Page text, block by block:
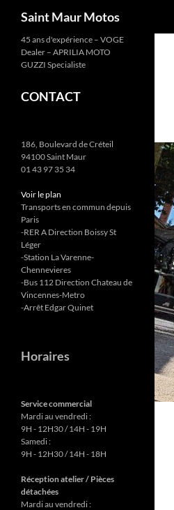
Aller
Saint Maur Motos
45 ans d'expérience – VOGE
Dealer – APRILIA MOTO
GUZZI Specialiste
CONTACT
186, Boulevard de Créteil
94100 Saint Maur
01 43 97 35 34
Voir le plan
Transports en commun depuis
Paris
-RER A Direction Boissy St
Léger
-Station La Varenne-
Chennevieres
-Bus 112 Direction Chateau de
Vincennes-Metro
-Arrêt Edgar Quinet
Horaires
Service commercial
Mardi au vendredi :
9H - 12H30 / 14H - 19H
Samedi :
9H - 12H30 / 14H - 18H
Réception atelier / Pièces
détachées
Mardi au vendredi :